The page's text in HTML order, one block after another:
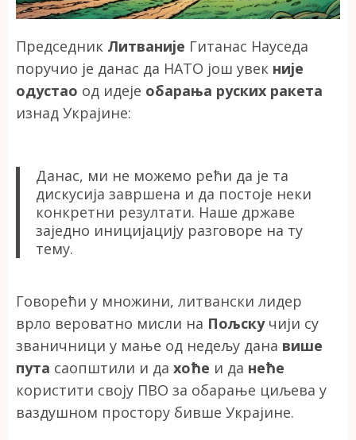
Председник Литваније Гитанас Науседа
поручио је данас да НАТО још увек није
одустао од идеје обарања руских ракета
изнад Украјине:
Данас, ми не можемо рећи да је та
дискусија завршена и да постоје неки
конкретни резултати. Наше државе
заједно иницијацију разговоре на ту
тему.
Говорећи у множини, литвански лидер
врло вероватно мисли на Пољскучији су
званичници у мање од недељу дана више
пута саопштили и да хоће и да неће
користити своју ПВО за обарање циљева у
ваздушном простору бивше Украјине.